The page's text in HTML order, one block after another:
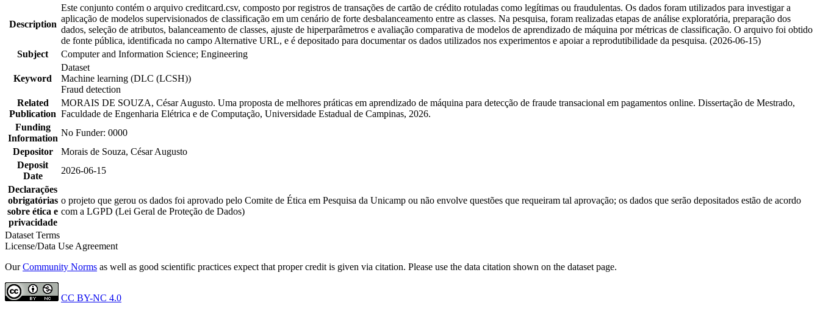
Description
Este conjunto contém o arquivo creditcard.csv, composto por registros de transações de cartão de crédito rotuladas como legítimas ou fraudulentas. Os dados foram utilizados para investigar a
aplicação de modelos supervisionados de classificação em um cenário de forte desbalanceamento entre as classes. Na pesquisa, foram realizadas etapas de análise exploratória, preparação dos
dados, seleção de atributos, balanceamento de classes, ajuste de hiperparâmetros e avaliação comparativa de modelos de aprendizado de máquina por métricas de classificação. O arquivo foi obtido
de fonte pública, identificada no campo Alternative URL, e é depositado para documentar os dados utilizados nos experimentos e apoiar a reprodutibilidade da pesquisa. (2026-06-15)
Subject
Computer and Information Science; Engineering
Keyword
Dataset
Machine learning (DLC (LCSH))
Fraud detection
Related
Publication
MORAIS DE SOUZA, César Augusto. Uma proposta de melhores práticas em aprendizado de máquina para detecção de fraude transacional em pagamentos online. Dissertação de Mestrado,
Faculdade de Engenharia Elétrica e de Computação, Universidade Estadual de Campinas, 2026.
Funding
Information
No Funder: 0000
Depositor
Morais de Souza, César Augusto
Deposit
Date
2026-06-15
Declarações
obrigatórias
sobre ética e
privacidade
o projeto que gerou os dados foi aprovado pelo Comite de Ética em Pesquisa da Unicamp ou não envolve questões que requeiram tal aprovação; os dados que serão depositados estão de acordo
com a LGPD (Lei Geral de Proteção de Dados)
Dataset Terms
License/Data Use Agreement
OurCommunity Norms as well as good scientific practices expect that proper credit is given via citation. Please use the data citation shown on the dataset page.
CC BY-NC 4.0